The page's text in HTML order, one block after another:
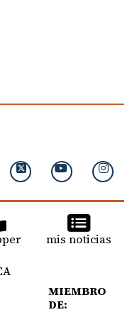
mis noticias
MIEMBRO
DE: